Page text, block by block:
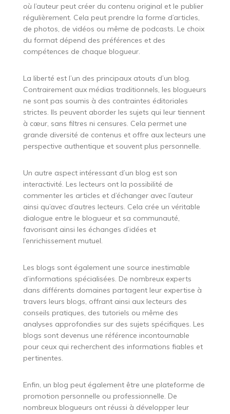
où l’auteur peut créer du contenu original et le publier
régulièrement. Cela peut prendre la forme d’articles,
de photos, de vidéos ou même de podcasts. Le choix
du format dépend des préférences et des
compétences de chaque blogueur.
La liberté est l’un des principaux atouts d’un blog.
Contrairement aux médias traditionnels, les blogueurs
ne sont pas soumis à des contraintes éditoriales
strictes. Ils peuvent aborder les sujets qui leur tiennent
à cœur, sans filtres ni censures. Cela permet une
grande diversité de contenus et offre aux lecteurs une
perspective authentique et souvent plus personnelle.
Un autre aspect intéressant d’un blog est son
interactivité. Les lecteurs ont la possibilité de
commenter les articles et d’échanger avec l’auteur
ainsi qu’avec d’autres lecteurs. Cela crée un véritable
dialogue entre le blogueur et sa communauté,
favorisant ainsi les échanges d’idées et
l’enrichissement mutuel.
Les blogs sont également une source inestimable
d’informations spécialisées. De nombreux experts
dans différents domaines partagent leur expertise à
travers leurs blogs, offrant ainsi aux lecteurs des
conseils pratiques, des tutoriels ou même des
analyses approfondies sur des sujets spécifiques. Les
blogs sont devenus une référence incontournable
pour ceux qui recherchent des informations fiables et
pertinentes.
Enfin, un blog peut également être une plateforme de
promotion personnelle ou professionnelle. De
nombreux blogueurs ont réussi à développer leur